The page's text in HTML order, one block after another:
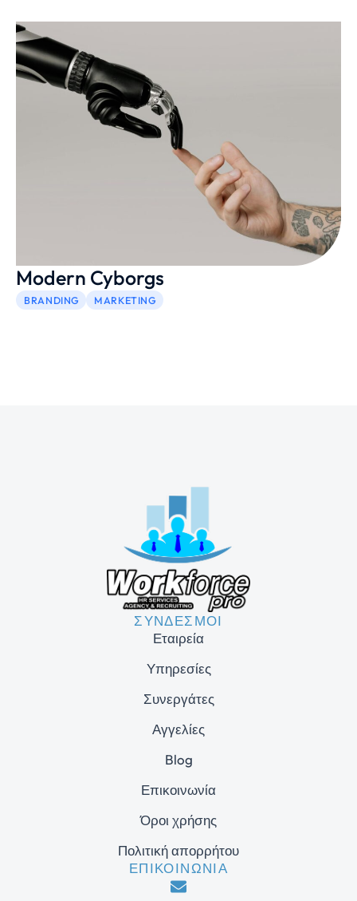
Modern Cyborgs
BRANDING MARKETING
ΣΥΝΔΕΣΜΟΙ
Εταιρεία
Υπηρεσίες
Συνεργάτες
Αγγελίες
Blog
Επικοινωνία
Όροι χρήσης
Πολιτική απορρήτου
ΕΠΙΚΟΙΝΩΝΙΑ